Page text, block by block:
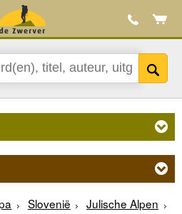
Slovenië
Julische Alpen